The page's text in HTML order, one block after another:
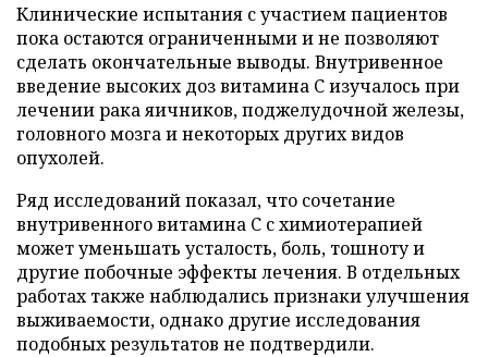
Клинические испытания с участием пациентов
пока остаются ограниченными и не позволяют
сделать окончательные выводы. Внутривенное
введение высоких доз витамина C изучалось при
лечении рака яичников, поджелудочной железы,
головного мозга и некоторых других видов
опухолей.
Ряд исследований показал, что сочетание
внутривенного витамина C с химиотерапией
может уменьшать усталость, боль, тошноту и
другие побочные эффекты лечения. В отдельных
работах также наблюдались признаки улучшения
выживаемости, однако другие исследования
подобных результатов не подтвердили.